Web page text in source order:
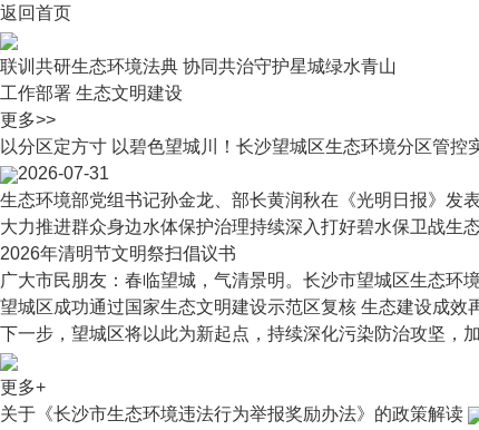
返回首页
联训共研生态环境法典 协同共治守护星城绿水青山
工作部署 生态文明建设
更多>>
以分区定方寸 以碧色望城川！长沙望城区生态环境分区管控
2026-07-31
生态环境部党组书记孙金龙、部长黄润秋在《光明日报》发
大力推进群众身边水体保护治理持续深入打好碧水保卫战生
2026年清明节文明祭扫倡议书
广大市民朋友：春临望城，气清景明。长沙市望城区生态
望城区成功通过国家生态文明建设示范区复核 生态建设成效
下一步，望城区将以此为新起点，持续深化污染防治攻坚，
更多+
关于《长沙市生态环境违法行为举报奖励办法》的政策解读